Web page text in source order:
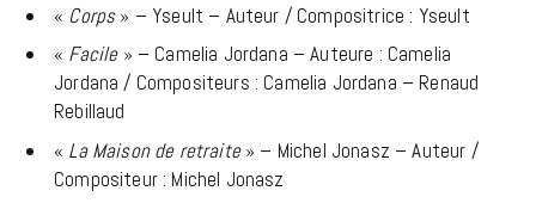
« Corps» – Yseult – Auteur / Compositrice : Yseult
« Facile» – Camelia Jordana – Auteure : Camelia
Jordana / Compositeurs : Camelia Jordana – Renaud
Rebillaud
« La Maison de retraite» – Michel Jonasz – Auteur /
Compositeur : Michel Jonasz